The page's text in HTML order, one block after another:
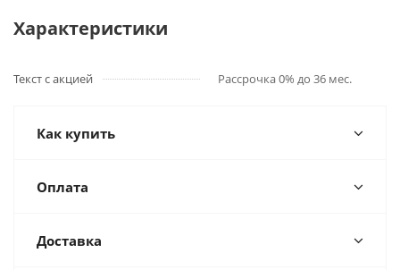
Характеристики
Текст с акцией Рассрочка 0% до 36 мес.
Как купить
Оплата
Доставка